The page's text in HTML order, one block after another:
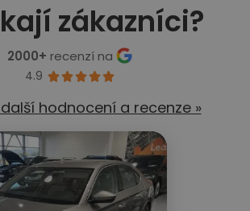
zákazníci?
2000+ recenzí na
4.9 
hodnocení a recenze »